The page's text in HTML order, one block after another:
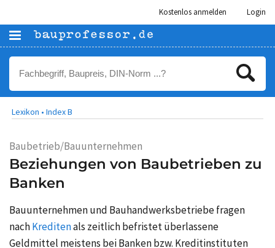
Kostenlos anmelden Login
Lexikon • Index B
Baubetrieb/Bauunternehmen
Beziehungen von Baubetrieben zu
Banken
Bauunternehmen und Bauhandwerksbetriebe fragen
nachKreditenals zeitlich befristet überlassene
Geldmittel meistens bei Banken bzw. Kreditinstituten